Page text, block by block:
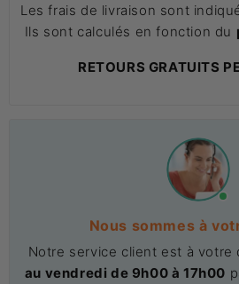
Les frais de livraison sont
Ils sont calculés en fonction du
RETOURS GRATUITS
Nous sommes à
Notre service client est à votre
au vendredi de 9h00 à 17h00